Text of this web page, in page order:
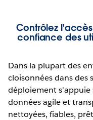
Contrôlez
confiance des
Dans la plupart des
cloisonnées dans des
déploiement s'appuie
données agile et
nettoyées, fiables,